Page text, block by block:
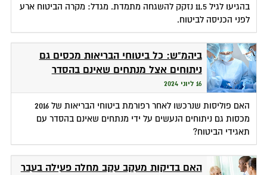
בהגיעו לגיל 11.5 נזקק להשגחה מתמדת. מגדל: מקרה הביטוח ארע
לפני הכניסה לביטוח.
ביהמ"ש: כל ביטוחי הבריאות מכסים גם
ניתוחים אצל מנתחים שאינם בהסדר
16 ליוני 2024
האם פוליסות שנרכשו לאחר רפורמת ביטוחי הבריאות של 2016
מכסות גם ניתוחים הנעשים על ידי מנתחים שאינם בהסדר עם
תאגידי הביטוח?
האם בדיקות מעקב עקב מחלה פעילה בעבר